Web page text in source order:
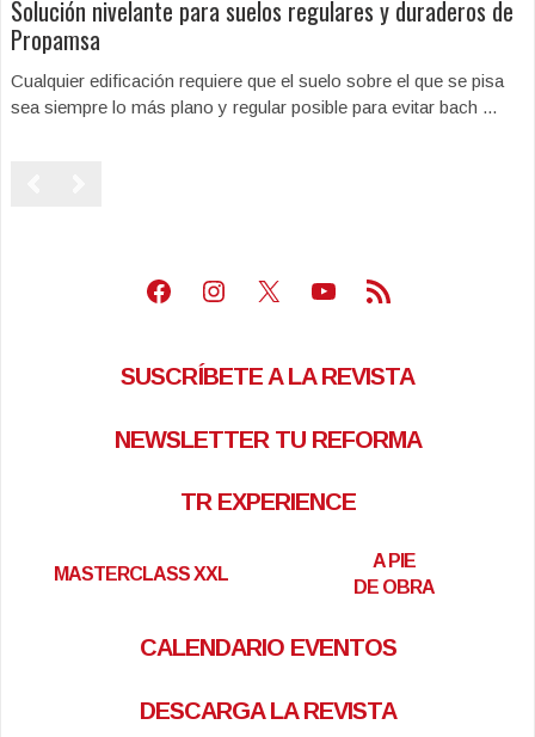
Solución nivelante para suelos regulares y duraderos de
Propamsa
Cualquier edificación requiere que el suelo sobre el que se pisa
sea siempre lo más plano y regular posible para evitar bach ...
Facebook
Instagram
X Youtube
Feed RSS
SUSCRÍBETE A LA REVISTA
NEWSLETTER TU REFORMA
TR EXPERIENCE
MASTERCLASS XXL
A PIE
DE OBRA
CALENDARIO EVENTOS
DESCARGA LA REVISTA